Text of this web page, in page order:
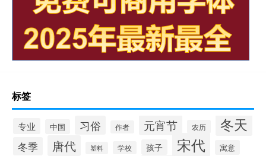
标签
专业 中国 习俗 作者 元宵节 农历 冬天
冬季 唐代 塑料 学校 孩子 宋代 寓意